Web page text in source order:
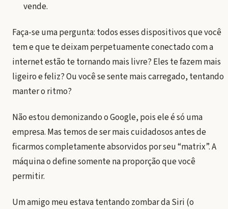
vende.
Faça-se uma pergunta: todos esses dispositivos que você
tem e que te deixam perpetuamente conectado com a
internet estão te tornando mais livre? Eles te fazem mais
ligeiro e feliz? Ou você se sente mais carregado, tentando
manter o ritmo?
Não estou demonizando o Google, pois ele é só uma
empresa. Mas temos de ser mais cuidadosos antes de
ficarmos completamente absorvidos por seu “matrix”. A
máquina o define somente na proporção que você
permitir.
Um amigo meu estava tentando zombar da Siri (o